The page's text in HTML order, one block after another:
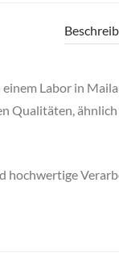
Labor in
Qualitäten,